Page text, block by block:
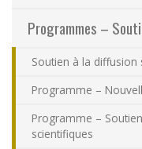
Nous joindre
Plan du site
Accessibilité
Programmes –
Soutien à la diffusion
Programme –
Programme –
scientifiques